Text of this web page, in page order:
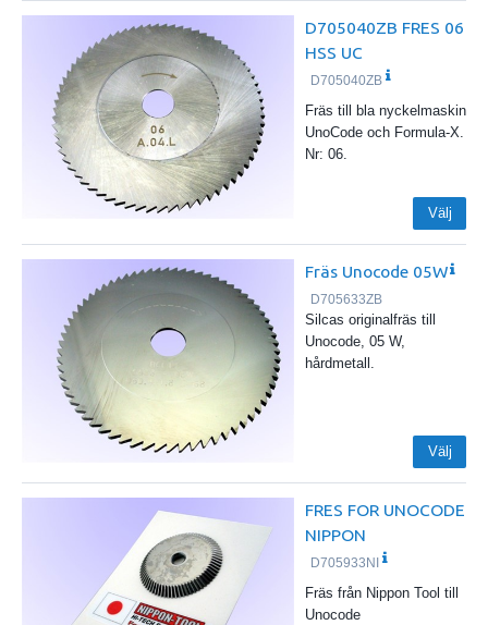
D705040ZB FRES 06
HSS UC
D705040ZB
Fräs till bla nyckelmaskin
UnoCode och Formula-X.
Nr: 06.
Välj
Fräs Unocode 05W
D705633ZB
Silcas originalfräs till
Unocode, 05 W,
hårdmetall.
Välj
FRES FOR UNOCODE
NIPPON
D705933NI
Fräs från Nippon Tool till
Unocode